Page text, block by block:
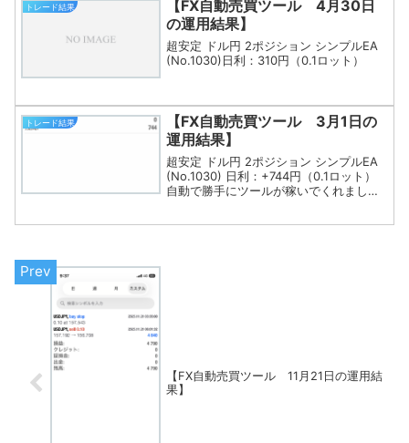
トレード結果
【FX自動売買ツール 4月30日
の運用結果】
超安定 ドル円 2ポジション シンプルEA
(No.1030)日利：310円（0.1ロット）
トレード結果
【FX自動売買ツール 3月1日の
運用結果】
超安定 ドル円 2ポジション シンプルEA
(No.1030) 日利：+744円（0.1ロット）
自動で勝手にツールが稼いでくれました
【FX自動売買ツール 11月21日の運用結
果】